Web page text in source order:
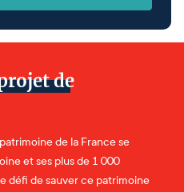
de
de la France se
et ses plus de 1 000
défi de sauver ce patrimoine